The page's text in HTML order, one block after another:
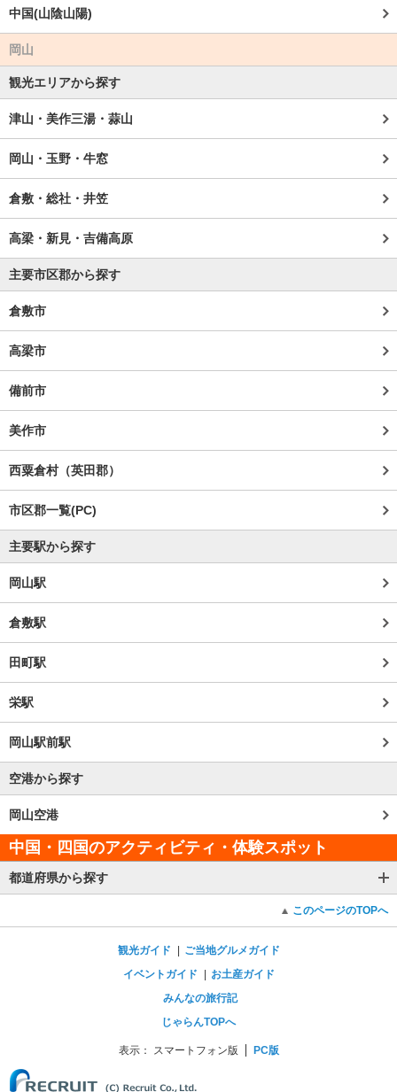
中国(山陰山陽)
岡山
観光エリアから探す
津山・美作三湯・蒜山
岡山・玉野・牛窓
倉敷・総社・井笠
高梁・新見・吉備高原
主要市区郡から探す
倉敷市
高梁市
備前市
美作市
西粟倉村（英田郡）
市区郡一覧(PC)
主要駅から探す
岡山駅
倉敷駅
田町駅
栄駅
岡山駅前駅
空港から探す
岡山空港
中国・四国のアクティビティ・体験スポット
都道府県から探す
このページのTOPへ
観光ガイド
ご当地グルメガイド
イベントガイド
お土産ガイド
みんなの旅行記
じゃらんTOPへ
表示： スマートフォン版 PC版